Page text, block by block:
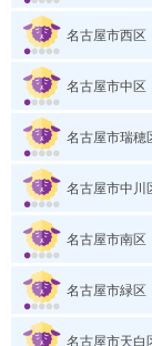
名古屋市西区
名古屋市中区
名古屋市瑞穂
名古屋市中川
名古屋市南区
名古屋市緑区
名古屋市天白